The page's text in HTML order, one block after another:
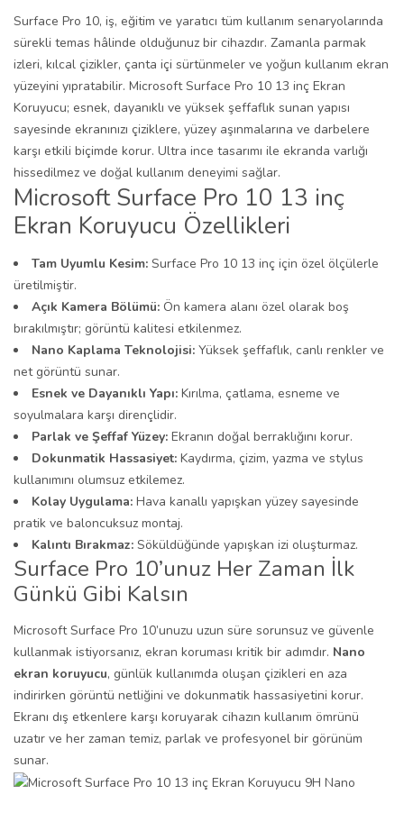
Surface Pro 10, iş, eğitim ve yaratıcı tüm kullanım senaryolarında
sürekli temas hâlinde olduğunuz bir cihazdır. Zamanla parmak
izleri, kılcal çizikler, çanta içi sürtünmeler ve yoğun kullanım ekran
yüzeyini yıpratabilir. Microsoft Surface Pro 10 13 inç Ekran
Koruyucu; esnek, dayanıklı ve yüksek şeffaflık sunan yapısı
sayesinde ekranınızı çiziklere, yüzey aşınmalarına ve darbelere
karşı etkili biçimde korur. Ultra ince tasarımı ile ekranda varlığı
hissedilmez ve doğal kullanım deneyimi sağlar.
Microsoft Surface Pro 10 13 inç
Ekran Koruyucu Özellikleri
Tam Uyumlu Kesim: Surface Pro 10 13 inç için özel ölçülerle
üretilmiştir.
Açık Kamera Bölümü: Ön kamera alanı özel olarak boş
bırakılmıştır; görüntü kalitesi etkilenmez.
Nano Kaplama Teknolojisi: Yüksek şeffaflık, canlı renkler ve
net görüntü sunar.
Esnek ve Dayanıklı Yapı: Kırılma, çatlama, esneme ve
soyulmalara karşı dirençlidir.
Parlak ve Şeffaf Yüzey: Ekranın doğal berraklığını korur.
Dokunmatik Hassasiyet: Kaydırma, çizim, yazma ve stylus
kullanımını olumsuz etkilemez.
Kolay Uygulama: Hava kanallı yapışkan yüzey sayesinde
pratik ve baloncuksuz montaj.
Kalıntı Bırakmaz: Söküldüğünde yapışkan izi oluşturmaz.
Surface Pro 10’unuz Her Zaman İlk
Günkü Gibi Kalsın
Microsoft Surface Pro 10’unuzu uzun süre sorunsuz ve güvenle
kullanmak istiyorsanız, ekran koruması kritik bir adımdır. Nano
ekran koruyucu, günlük kullanımda oluşan çizikleri en aza
indirirken görüntü netliğini ve dokunmatik hassasiyetini korur.
Ekranı dış etkenlere karşı koruyarak cihazın kullanım ömrünü
uzatır ve her zaman temiz, parlak ve profesyonel bir görünüm
sunar.